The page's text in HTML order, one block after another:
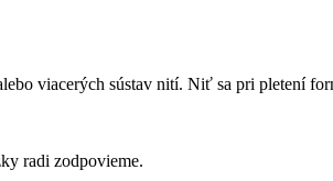
viacerých sústav nití. Niť sa pri pletení
radi zodpovieme.